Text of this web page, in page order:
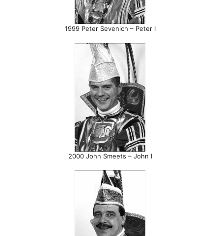
1999 Peter Sevenich – Peter I
2000 John Smeets – John I